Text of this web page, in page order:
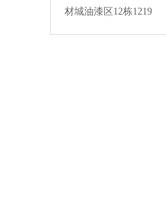
材城油漆区12栋1219